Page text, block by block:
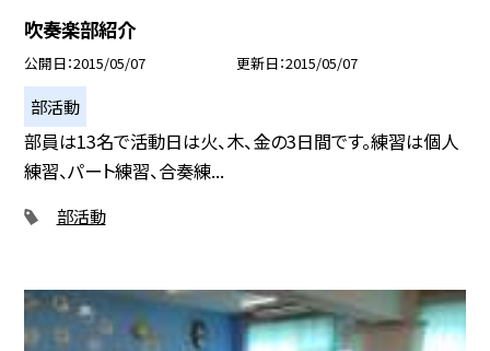
吹奏楽部紹介
公開日 2015/05/07 更新日 2015/05/07
部活動
部員は13名で活動日は火、木、金の3日間です。練習は個人
練習、パート練習、合奏練...
部活動